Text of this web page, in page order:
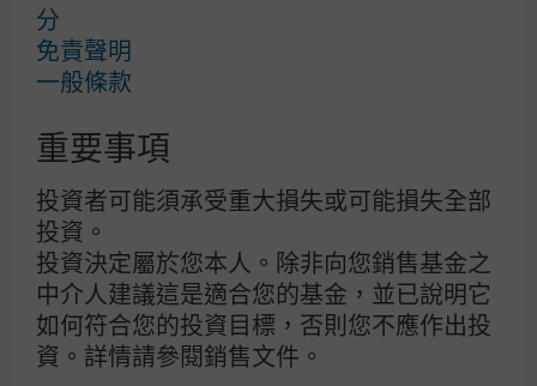
分
免責聲明
一般條款
重要事項
投資者可能須承受重大損失或可能損失全部
投資。
投資決定屬於您本人。除非向您銷售基金之
中介人建議這是適合您的基金，並已說明它
如何符合您的投資目標，否則您不應作出投
資。詳情請參閱銷售文件。
發表：2026年3月25日
跳到
概覽